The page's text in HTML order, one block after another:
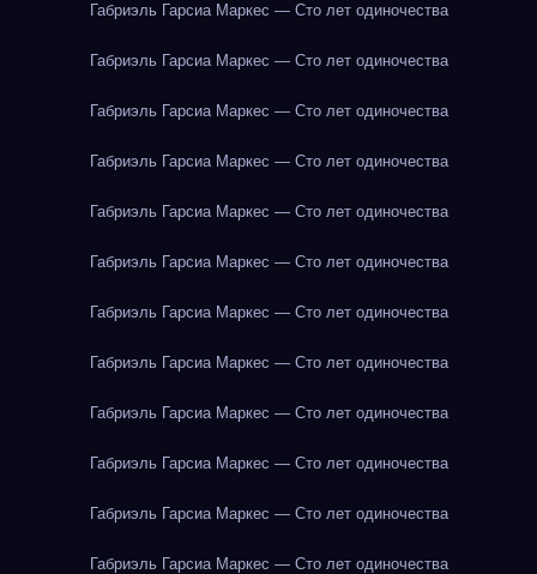
Габриэль Гарсиа Маркес — Сто лет одиночества
Габриэль Гарсиа Маркес — Сто лет одиночества
Габриэль Гарсиа Маркес — Сто лет одиночества
Габриэль Гарсиа Маркес — Сто лет одиночества
Габриэль Гарсиа Маркес — Сто лет одиночества
Габриэль Гарсиа Маркес — Сто лет одиночества
Габриэль Гарсиа Маркес — Сто лет одиночества
Габриэль Гарсиа Маркес — Сто лет одиночества
Габриэль Гарсиа Маркес — Сто лет одиночества
Габриэль Гарсиа Маркес — Сто лет одиночества
Габриэль Гарсиа Маркес — Сто лет одиночества
Габриэль Гарсиа Маркес — Сто лет одиночества